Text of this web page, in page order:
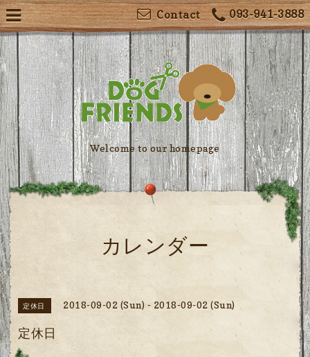
093-941-3888
Contact
Welcome to our homepage
カレンダー
定休日 2018-09-02 (Sun) - 2018-09-02 (Sun)
定休日